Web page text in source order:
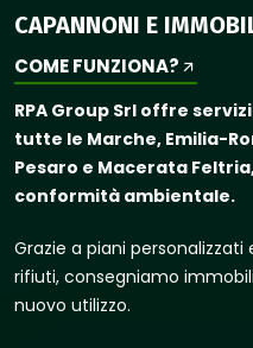
CAPANNONI E
COME FUNZIONA?
RPA Group Srl offre
tutte le Marche, Emilia-
Pesaro e Macerata
conformità ambientale.
Grazie a piani
rifiuti, consegniamo
nuovo utilizzo.